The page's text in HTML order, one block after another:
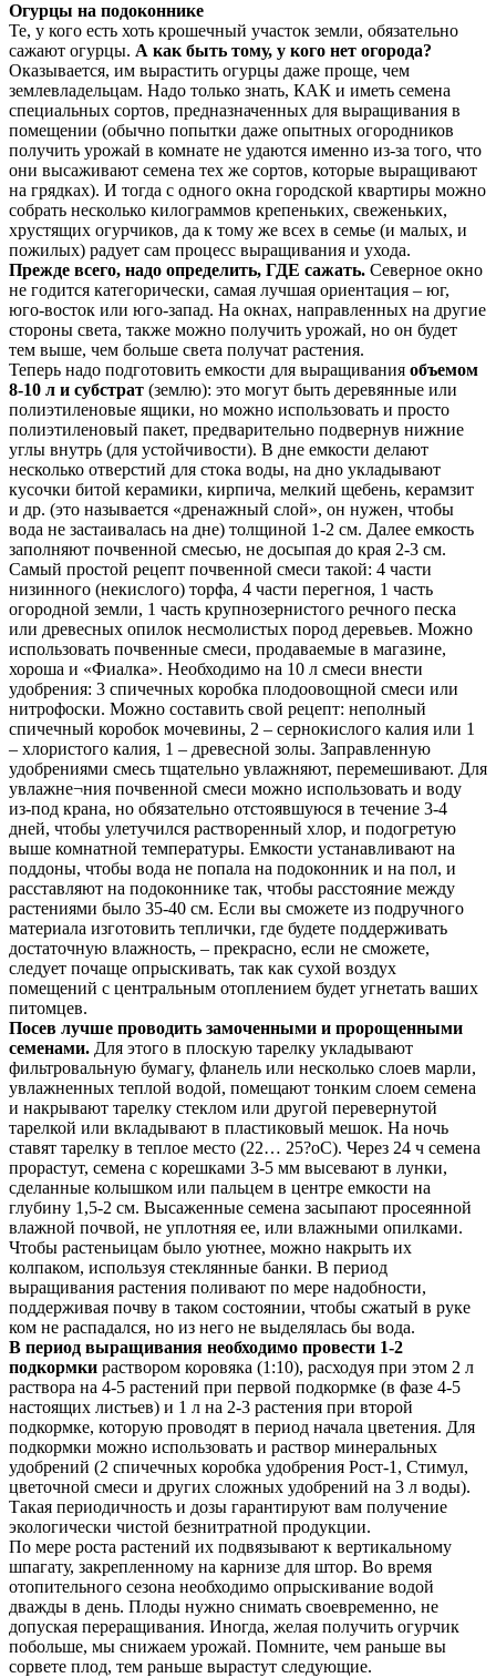
Огурцы на подоконнике
Те, у кого есть хоть крошечный участок земли, обязательно
сажают огурцы. А как быть тому, у кого нет огорода?
Оказывается, им вырастить огурцы даже проще, чем
землевладельцам. Надо только знать, КАК и иметь семена
специальных сортов, предназначенных для выращивания в
помещении (обычно попытки даже опытных огородников
получить урожай в комнате не удаются именно из-за того, что
они высаживают семена тех же сортов, которые выращивают
на грядках). И тогда с одного окна городской квартиры можно
собрать несколько килограммов крепеньких, свеженьких,
хрустящих огурчиков, да к тому же всех в семье (и малых, и
пожилых) радует сам процесс выращивания и ухода.
Прежде всего, надо определить, ГДЕ сажать. Северное окно
не годится категорически, самая лучшая ориентация – юг,
юго-восток или юго-запад. На окнах, направленных на другие
стороны света, также можно получить урожай, но он будет
тем выше, чем больше света получат растения.
Теперь надо подготовить емкости для выращивания объемом
8-10 л и субстрат (землю): это могут быть деревянные или
полиэтиленовые ящики, но можно использовать и просто
полиэтиленовый пакет, предварительно подвернув нижние
углы внутрь (для устойчивости). В дне емкости делают
несколько отверстий для стока воды, на дно укладывают
кусочки битой керамики, кирпича, мелкий щебень, керамзит
и др. (это называется «дренажный слой», он нужен, чтобы
вода не застаивалась на дне) толщиной 1-2 см. Далее емкость
заполняют почвенной смесью, не досыпая до края 2-3 см.
Самый простой рецепт почвенной смеси такой: 4 части
низинного (некислого) торфа, 4 части перегноя, 1 часть
огородной земли, 1 часть крупнозернистого речного песка
или древесных опилок несмолистых пород деревьев. Можно
использовать почвенные смеси, продаваемые в магазине,
хороша и «Фиалка». Необходимо на 10 л смеси внести
удобрения: 3 спичечных коробка плодоовощной смеси или
нитрофоски. Можно составить свой рецепт: неполный
спичечный коробок мочевины, 2 – сернокислого калия или 1
– хлористого калия, 1 – древесной золы. Заправленную
удобрениями смесь тщательно увлажняют, перемешивают. Для
увлажне¬ния почвенной смеси можно использовать и воду
из-под крана, но обязательно отстоявшуюся в течение 3-4
дней, чтобы улетучился растворенный хлор, и подогретую
выше комнатной температуры. Емкости устанавливают на
поддоны, чтобы вода не попала на подоконник и на пол, и
расставляют на подоконнике так, чтобы расстояние между
растениями было 35-40 см. Если вы сможете из подручного
материала изготовить теплички, где будете поддерживать
достаточную влажность, – прекрасно, если не сможете,
следует почаще опрыскивать, так как сухой воздух
помещений с центральным отоплением будет угнетать ваших
питомцев.
Посев лучше проводить замоченными и пророщенными
семенами. Для этого в плоскую тарелку укладывают
фильтровальную бумагу, фланель или несколько слоев марли,
увлажненных теплой водой, помещают тонким слоем семена
и накрывают тарелку стеклом или другой перевернутой
тарелкой или вкладывают в пластиковый мешок. На ночь
ставят тарелку в теплое место (22… 25?оС). Через 24 ч семена
прорастут, семена с корешками 3-5 мм высевают в лунки,
сделанные колышком или пальцем в центре емкости на
глубину 1,5-2 см. Высаженные семена засыпают просеянной
влажной почвой, не уплотняя ее, или влажными опилками.
Чтобы растеньицам было уютнее, можно накрыть их
колпаком, используя стеклянные банки. В период
выращивания растения поливают по мере надобности,
поддерживая почву в таком состоянии, чтобы сжатый в руке
ком не распадался, но из него не выделялась бы вода.
В период выращивания необходимо провести 1-2
подкормки раствором коровяка (1:10), расходуя при этом 2 л
раствора на 4-5 растений при первой подкормке (в фазе 4-5
настоящих листьев) и 1 л на 2-3 растения при второй
подкормке, которую проводят в период начала цветения. Для
подкормки можно использовать и раствор минеральных
удобрений (2 спичечных коробка удобрения Рост-1, Стимул,
цветочной смеси и других сложных удобрений на 3 л воды).
Такая периодичность и дозы гарантируют вам получение
экологически чистой безнитратной продукции.
По мере роста растений их подвязывают к вертикальному
шпагату, закрепленному на карнизе для штор. Во время
отопительного сезона необходимо опрыскивание водой
дважды в день. Плоды нужно снимать своевременно, не
допуская переращивания. Иногда, желая получить огурчик
побольше, мы снижаем урожай. Помните, чем раньше вы
сорвете плод, тем раньше вырастут следующие.